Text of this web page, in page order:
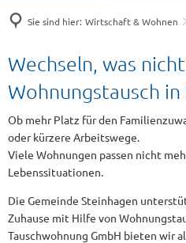
Sie sind hier: Wirtschaft & Wohnen
Tauschwohnung
Wechseln, was
Wohnungstausch
Ob mehr Platz für den
oder kürzere Arbeitswege.
Viele Wohnungen passen nicht
Lebenssituationen.
Die Gemeinde Steinhagen
Zuhause mit Hilfe von
Tauschwohnung GmbH bieten wir